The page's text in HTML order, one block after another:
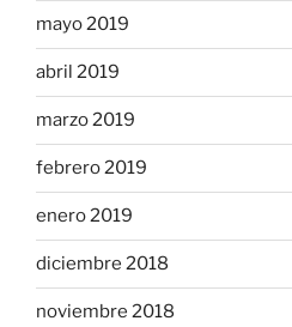
mayo 2019
abril 2019
marzo 2019
febrero 2019
enero 2019
diciembre 2018
noviembre 2018